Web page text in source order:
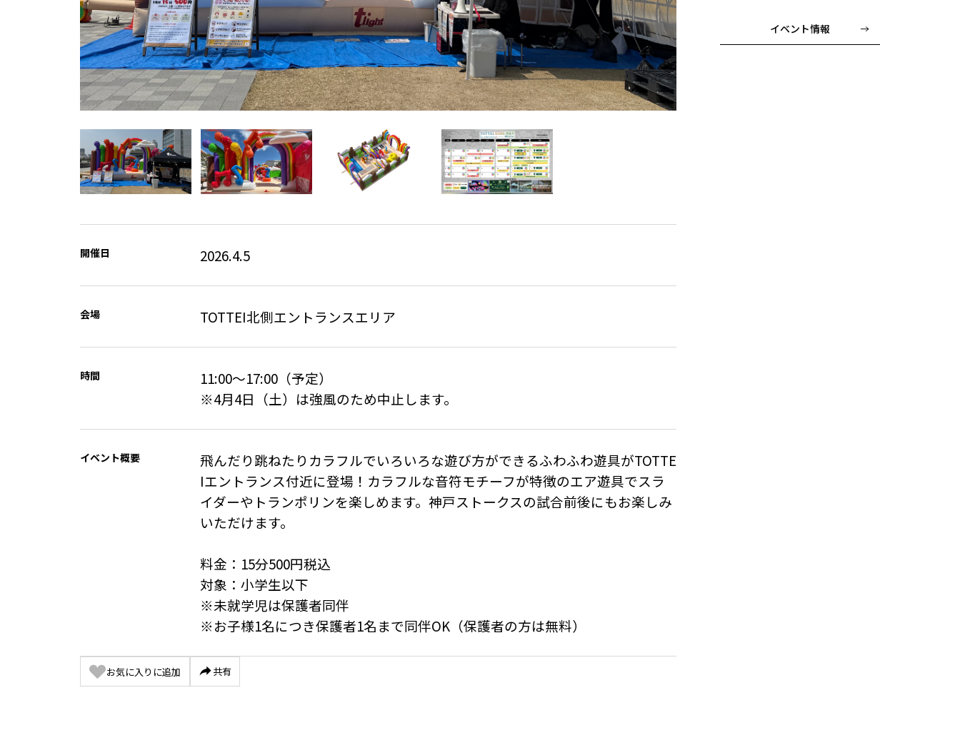
1
of
4
開催日 2026.4.5
会場 TOTTEI北側エントランスエリア
時間
11:00～17:00（予定）
※4月4日（土）は強風のため中止します。
イベント概要
飛んだり跳ねたりカラフルでいろいろな遊び方ができるふわふわ遊具がTOTTE
Iエントランス付近に登場！カラフルな音符モチーフが特徴のエア遊具でスラ
イダーやトランポリンを楽しめます。神戸ストークスの試合前後にもお楽しみ
いただけます。
料金：15分500円税込
対象：小学生以下
※未就学児は保護者同伴
お気に入りに追加 共有
イベント情報